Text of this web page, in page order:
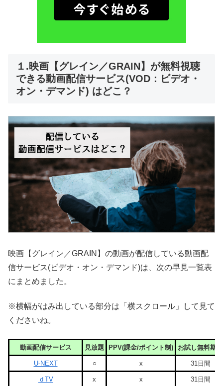
１.映画【グレイン／GRAIN】が無料視聴
できる動画配信サービス(VOD：ビデオ・
オン・デマンド) はどこ？
映画【グレイン／GRAIN】の動画が配信している動画配
信サービス(ビデオ・オン・デマンド)は、次の早見一覧表
にまとめました。
※横幅がはみ出している部分は「横スクロール」して見て
くださいね。
動画配信サービス 見放題 PPV(課金/ポイント制) お試し無料期間
U-NEXT ○ x 31日間
ｄTV x x 31日間